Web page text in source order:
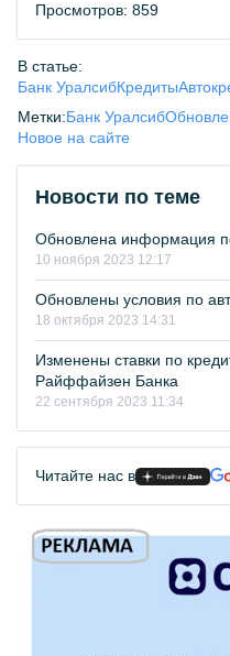
Просмотров: 859
В статье:
Банк УралсибКредиты
Метки:Банк Уралсиб
Новое на сайте
Новости по теме
Обновлена информация
10 ноября 2023 12:17
Обновлены условия по
18 октября 2023 14:31
Изменены ставки по
Райффайзен Банка
22 сентября 2023 11:34
Читайте нас в